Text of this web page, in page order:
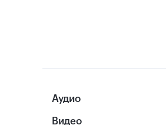
Аудио
Видео